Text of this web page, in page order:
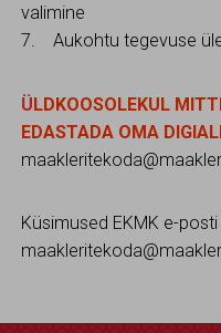
valimine
7. Aukohtu tegevuse
ÜLDKOOSOLEKUL
EDASTADA OMA
Küsimused EKMK e-